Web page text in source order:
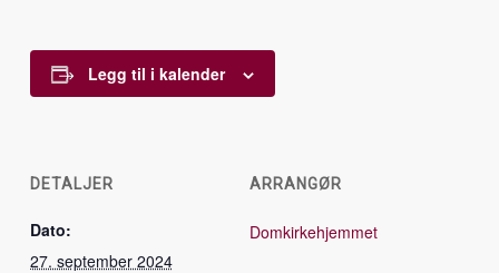
Legg til i kalender
DETALJER
Dato:
27. september 2024
ARRANGØR
Domkirkehjemmet